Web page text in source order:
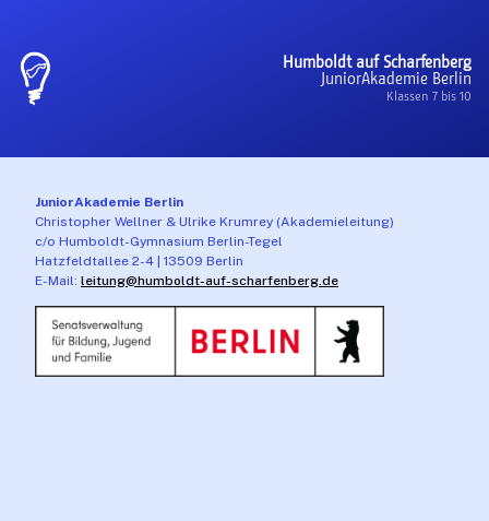
Humboldt auf Scharfenberg
JuniorAkademie Berlin
Klassen 7 bis 10
JuniorAkademie Berlin
Christopher Wellner & Ulrike Krumrey (Akademieleitung)
c/o Humboldt-Gymnasium Berlin-Tegel
Hatzfeldtallee 2-4 | 13509 Berlin
E-Mail: leitung@humboldt-auf-scharfenberg.de